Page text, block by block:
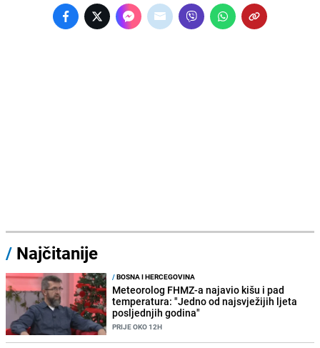
/ Najčitanije
/BOSNA I HERCEGOVINA
Meteorolog FHMZ-a najavio kišu i pad
temperatura: "Jedno od najsvježijih ljeta
posljednjih godina"
PRIJE OKO 12H